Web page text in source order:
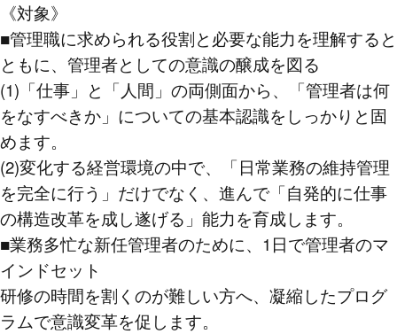
《対象》
■管理職に求められる役割と必要な能力を理解すると
ともに、管理者としての意識の醸成を図る
(1)「仕事」と「人間」の両側面から、「管理者は何
をなすべきか」についての基本認識をしっかりと固
めます。
(2)変化する経営環境の中で、「日常業務の維持管理
を完全に行う」だけでなく、進んで「自発的に仕事
の構造改革を成し遂げる」能力を育成します。
■業務多忙な新任管理者のために、1日で管理者のマ
インドセット
研修の時間を割くのが難しい方へ、凝縮したプログ
ラムで意識変革を促します。